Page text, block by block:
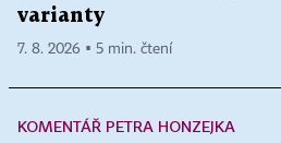
varianty
7. 8. 2026 ▪ 5 min. čtení
KOMENTÁŘ PETRA HONZEJKA